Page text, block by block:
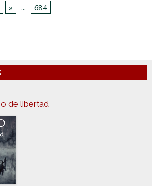
» ... 684
de libertad